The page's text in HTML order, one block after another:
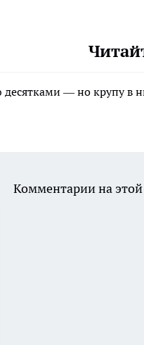
десятками — но крупу в
Комментарии на